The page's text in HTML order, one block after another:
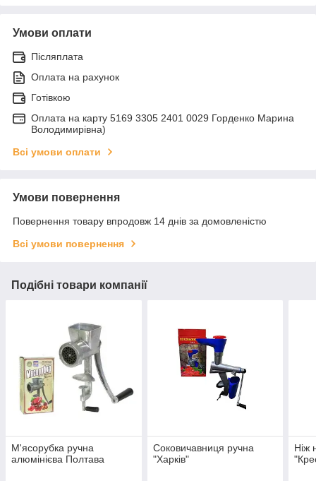
Умови оплати
Післяплата
Оплата на рахунок
Готівкою
Оплата на карту 5169 3305 2401 0029 Горденко Марина
Володимирівна)
Всі умови оплати
Умови повернення
Повернення товару впродовж 14 днів за домовленістю
Всі умови повернення
Подібні товари компанії
М'ясорубка ручна
алюмінієва Полтава
Соковичавниця ручна
"Харків"
Ніж